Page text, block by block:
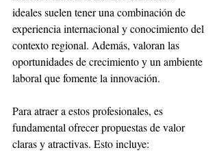
ideales suelen tener una combinación de
experiencia internacional y conocimiento del
contexto regional. Además, valoran las
oportunidades de crecimiento y un ambiente
laboral que fomente la innovación.
Para atraer a estos profesionales, es
fundamental ofrecer propuestas de valor
claras y atractivas. Esto incluye: